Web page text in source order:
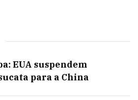
EUA suspendem
para a China